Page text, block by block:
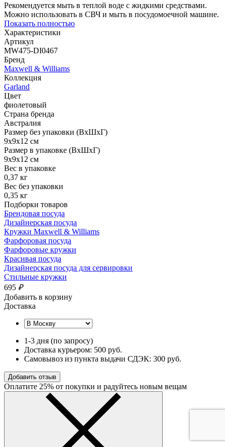
Рекомендуется мыть в теплой воде с жидкими средствами.
Можно использовать в СВЧ и мыть в посудомоечной машине.
Показать полностью
Характеристики
Артикул
MW475-DI0467
Бренд
Maxwell & Williams
Коллекция
Garland
Цвет
фиолетовый
Страна бренда
Австралия
Размер без упаковки (ВхШхГ)
9x9x12 см
Размер в упаковке (ВхШхГ)
9x9x12 см
Вес в упаковке
0,37 кг
Вес без упаковки
0,35 кг
Подборки товаров
Брендовая посуда
Дизайнерская посуда
Кружки Maxwell & Williams
Фарфоровая посуда
Фарфоровые кружки
Красивая посуда
Дизайнерская посуда для сервировки
Стильные кружки
695 ₽
Добавить в корзину
Доставка
1-3 дня (по запросу)
Доставка курьером: 500 руб.
Самовывоз из пункта выдачи СДЭК: 300 руб.
Добавить отзыв
Оплатите 25% от покупки и радуйтесь новым вещам